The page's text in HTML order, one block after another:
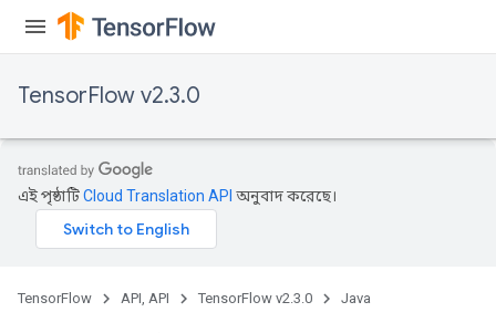
TensorFlow v2.3.0
এই পৃষ্ঠাটিCloud Translation API অনুবাদ করেছে।
TensorFlow API, API TensorFlow v2.3.0 Java